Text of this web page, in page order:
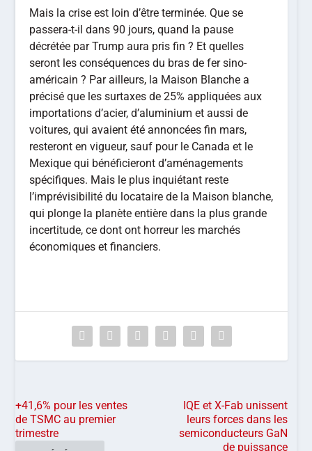
Mais la crise est loin d’être terminée. Que se
passera-t-il dans 90 jours, quand la pause
décrétée par Trump aura pris fin ? Et quelles
seront les conséquences du bras de fer sino-
américain ? Par ailleurs, la Maison Blanche a
précisé que les surtaxes de 25% appliquées aux
importations d’acier, d’aluminium et aussi de
voitures, qui avaient été annoncées fin mars,
resteront en vigueur, sauf pour le Canada et le
Mexique qui bénéficieront d’aménagements
spécifiques. Mais le plus inquiétant reste
l’imprévisibilité du locataire de la Maison blanche,
qui plonge la planète entière dans la plus grande
incertitude, ce dont ont horreur les marchés
économiques et financiers.
+41,6% pour les ventes
de TSMC au premier
trimestre
IQE et X-Fab unissent
leurs forces dans les
semiconducteurs GaN
de puissance